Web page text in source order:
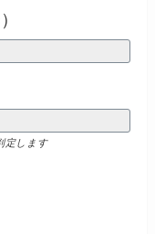
定します